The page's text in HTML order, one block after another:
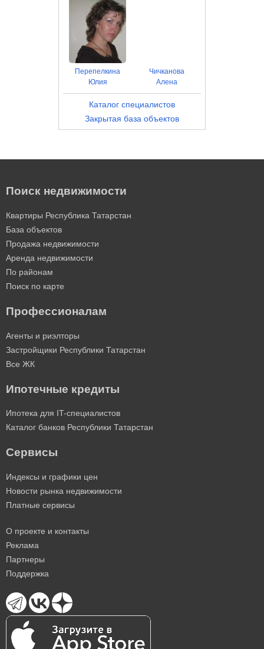
Перепелкина
Юлия
Чичканова
Алена
Каталог специалистов
Закрытая база объектов
Поиск недвижимости
Квартиры Республика Татарстан
База объектов
Продажа недвижимости
Аренда недвижимости
По районам
Поиск по карте
Профессионалам
Агенты и риэлторы
Застройщики Республики Татарстан
Все ЖК
Ипотечные кредиты
Ипотека для IT-специалистов
Каталог банков Республики Татарстан
Сервисы
Индексы и графики цен
Новости рынка недвижимости
Платные сервисы
О проекте и контакты
Реклама
Партнеры
Поддержка